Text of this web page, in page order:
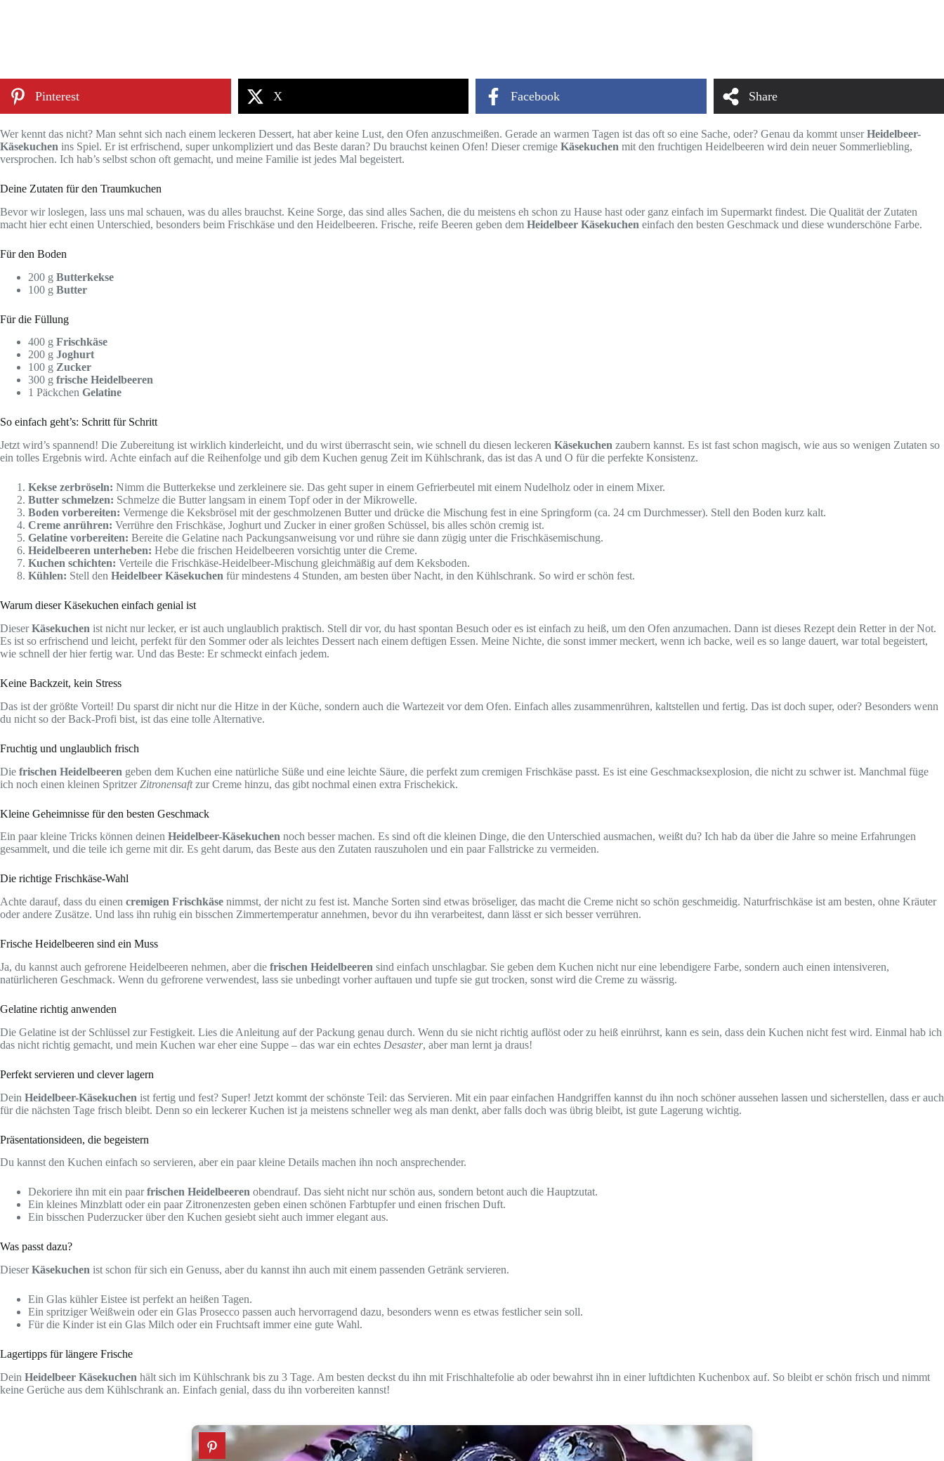
Pinterest X Facebook Share
Wer kennt das nicht? Man sehnt sich nach einem leckeren Dessert, hat aber keine Lust, den Ofen anzuschmeißen. Gerade an warmen Tagen ist das oft so eine Sache, oder? Genau da kommt unserHeidelbeer-
Käsekuchen ins Spiel. Er ist erfrischend, super unkompliziert und das Beste daran? Du brauchst keinen Ofen! Dieser cremige Käsekuchen mit den fruchtigen Heidelbeeren wird dein neuer Sommerliebling,
versprochen. Ich hab’s selbst schon oft gemacht, und meine Familie ist jedes Mal begeistert.
Deine Zutaten für den Traumkuchen
Bevor wir loslegen, lass uns mal schauen, was du alles brauchst. Keine Sorge, das sind alles Sachen, die du meistens eh schon zu Hause hast oder ganz einfach im Supermarkt findest. Die Qualität der Zutaten
macht hier echt einen Unterschied, besonders beim Frischkäse und den Heidelbeeren. Frische, reife Beeren geben dem Heidelbeer Käsekuchen einfach den besten Geschmack und diese wunderschöne Farbe.
Für den Boden
200 g Butterkekse
100 g Butter
Für die Füllung
400 g Frischkäse
200 g Joghurt
100 g Zucker
300 g frische Heidelbeeren
1 Päckchen Gelatine
So einfach geht’s: Schritt für Schritt
Jetzt wird’s spannend! Die Zubereitung ist wirklich kinderleicht, und du wirst überrascht sein, wie schnell du diesen leckeren Käsekuchen zaubern kannst. Es ist fast schon magisch, wie aus so wenigen Zutaten so
ein tolles Ergebnis wird. Achte einfach auf die Reihenfolge und gib dem Kuchen genug Zeit im Kühlschrank, das ist das A und O für die perfekte Konsistenz.
Kekse zerbröseln: Nimm die Butterkekse und zerkleinere sie. Das geht super in einem Gefrierbeutel mit einem Nudelholz oder in einem Mixer.
Butter schmelzen: Schmelze die Butter langsam in einem Topf oder in der Mikrowelle.
Boden vorbereiten: Vermenge die Keksbrösel mit der geschmolzenen Butter und drücke die Mischung fest in eine Springform (ca. 24 cm Durchmesser). Stell den Boden kurz kalt.
Creme anrühren: Verrühre den Frischkäse, Joghurt und Zucker in einer großen Schüssel, bis alles schön cremig ist.
Gelatine vorbereiten: Bereite die Gelatine nach Packungsanweisung vor und rühre sie dann zügig unter die Frischkäsemischung.
Heidelbeeren unterheben: Hebe die frischen Heidelbeeren vorsichtig unter die Creme.
Kuchen schichten: Verteile die Frischkäse-Heidelbeer-Mischung gleichmäßig auf dem Keksboden.
Kühlen: Stell den Heidelbeer Käsekuchen für mindestens 4 Stunden, am besten über Nacht, in den Kühlschrank. So wird er schön fest.
Warum dieser Käsekuchen einfach genial ist
DieserKäsekuchen ist nicht nur lecker, er ist auch unglaublich praktisch. Stell dir vor, du hast spontan Besuch oder es ist einfach zu heiß, um den Ofen anzumachen. Dann ist dieses Rezept dein Retter in der Not.
Es ist so erfrischend und leicht, perfekt für den Sommer oder als leichtes Dessert nach einem deftigen Essen. Meine Nichte, die sonst immer meckert, wenn ich backe, weil es so lange dauert, war total begeistert,
wie schnell der hier fertig war. Und das Beste: Er schmeckt einfach jedem.
Keine Backzeit, kein Stress
Das ist der größte Vorteil! Du sparst dir nicht nur die Hitze in der Küche, sondern auch die Wartezeit vor dem Ofen. Einfach alles zusammenrühren, kaltstellen und fertig. Das ist doch super, oder? Besonders wenn
du nicht so der Back-Profi bist, ist das eine tolle Alternative.
Fruchtig und unglaublich frisch
Die frischen Heidelbeeren geben dem Kuchen eine natürliche Süße und eine leichte Säure, die perfekt zum cremigen Frischkäse passt. Es ist eine Geschmacksexplosion, die nicht zu schwer ist. Manchmal füge
ich noch einen kleinen SpritzerZitronensaftzur Creme hinzu, das gibt nochmal einen extra Frischekick.
Kleine Geheimnisse für den besten Geschmack
Ein paar kleine Tricks können deinen Heidelbeer-Käsekuchen noch besser machen. Es sind oft die kleinen Dinge, die den Unterschied ausmachen, weißt du? Ich hab da über die Jahre so meine Erfahrungen
gesammelt, und die teile ich gerne mit dir. Es geht darum, das Beste aus den Zutaten rauszuholen und ein paar Fallstricke zu vermeiden.
Die richtige Frischkäse-Wahl
Achte darauf, dass du einen cremigen Frischkäse nimmst, der nicht zu fest ist. Manche Sorten sind etwas bröseliger, das macht die Creme nicht so schön geschmeidig. Naturfrischkäse ist am besten, ohne Kräuter
oder andere Zusätze. Und lass ihn ruhig ein bisschen Zimmertemperatur annehmen, bevor du ihn verarbeitest, dann lässt er sich besser verrühren.
Frische Heidelbeeren sind ein Muss
Ja, du kannst auch gefrorene Heidelbeeren nehmen, aber die frischen Heidelbeeren sind einfach unschlagbar. Sie geben dem Kuchen nicht nur eine lebendigere Farbe, sondern auch einen intensiveren,
natürlicheren Geschmack. Wenn du gefrorene verwendest, lass sie unbedingt vorher auftauen und tupfe sie gut trocken, sonst wird die Creme zu wässrig.
Gelatine richtig anwenden
Die Gelatine ist der Schlüssel zur Festigkeit. Lies die Anleitung auf der Packung genau durch. Wenn du sie nicht richtig auflöst oder zu heiß einrührst, kann es sein, dass dein Kuchen nicht fest wird. Einmal hab ich
das nicht richtig gemacht, und mein Kuchen war eher eine Suppe – das war ein echtes Desaster, aber man lernt ja draus!
Perfekt servieren und clever lagern
Dein Heidelbeer-Käsekuchen ist fertig und fest? Super! Jetzt kommt der schönste Teil: das Servieren. Mit ein paar einfachen Handgriffen kannst du ihn noch schöner aussehen lassen und sicherstellen, dass er auch
für die nächsten Tage frisch bleibt. Denn so ein leckerer Kuchen ist ja meistens schneller weg als man denkt, aber falls doch was übrig bleibt, ist gute Lagerung wichtig.
Präsentationsideen, die begeistern
Du kannst den Kuchen einfach so servieren, aber ein paar kleine Details machen ihn noch ansprechender.
Dekoriere ihn mit ein paarfrischen Heidelbeeren obendrauf. Das sieht nicht nur schön aus, sondern betont auch die Hauptzutat.
Ein kleines Minzblatt oder ein paar Zitronenzesten geben einen schönen Farbtupfer und einen frischen Duft.
Ein bisschen Puderzucker über den Kuchen gesiebt sieht auch immer elegant aus.
Was passt dazu?
DieserKäsekuchen ist schon für sich ein Genuss, aber du kannst ihn auch mit einem passenden Getränk servieren.
Ein Glas kühler Eistee ist perfekt an heißen Tagen.
Ein spritziger Weißwein oder ein Glas Prosecco passen auch hervorragend dazu, besonders wenn es etwas festlicher sein soll.
Für die Kinder ist ein Glas Milch oder ein Fruchtsaft immer eine gute Wahl.
Lagertipps für längere Frische
Dein Heidelbeer Käsekuchen hält sich im Kühlschrank bis zu 3 Tage. Am besten deckst du ihn mit Frischhaltefolie ab oder bewahrst ihn in einer luftdichten Kuchenbox auf. So bleibt er schön frisch und nimmt
keine Gerüche aus dem Kühlschrank an. Einfach genial, dass du ihn vorbereiten kannst!